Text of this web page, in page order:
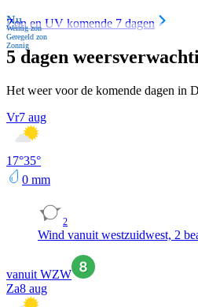
Nu
Weinig zon
Geregeld zon
Zonnig
Zon en UV komende 7 dagen
5 dagen
Het weer voor de komende dagen in
Vr7 aug
17°35°
0 mm
2
Wind vanuit westzuidwest, 2
vanuit WZW
Za8 aug